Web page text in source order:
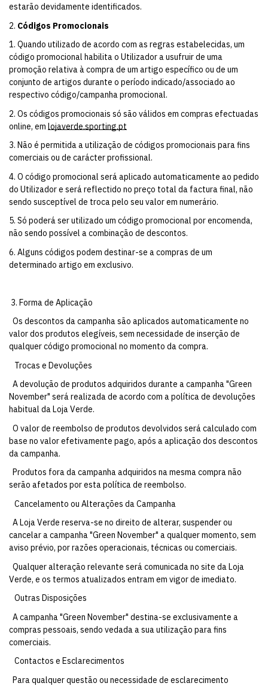
estarão devidamente identificados.
2. Códigos Promocionais
1. Quando utilizado de acordo com as regras estabelecidas, um
código promocional habilita o Utilizador a usufruir de uma
promoção relativa à compra de um artigo específico ou de um
conjunto de artigos durante o período indicado/associado ao
respectivo código/campanha promocional.
2. Os códigos promocionais só são válidos em compras efectuadas
on­line, em lojaverde.sporting.pt
3. Não é permitida a utilização de códigos promocionais para fins
comerciais ou de carácter profissional.
4. O código promocional será aplicado automaticamente ao pedido
do Utilizador e será reflectido no preço total da factura final, não
sendo susceptível de troca pelo seu valor em numerário.
5. Só poderá ser utilizado um código promocional por encomenda,
não sendo possível a combinação de descontos.
6. Alguns códigos podem destinar-­se a compras de um
determinado artigo em exclusivo.
3. Forma de Aplicação
Os descontos da campanha são aplicados automaticamente no
valor dos produtos elegíveis, sem necessidade de inserção de
qualquer código promocional no momento da compra.
Trocas e Devoluções
A devolução de produtos adquiridos durante a campanha "Green
November" será realizada de acordo com a política de devoluções
habitual da Loja Verde.
O valor de reembolso de produtos devolvidos será calculado com
base no valor efetivamente pago, após a aplicação dos descontos
da campanha.
Produtos fora da campanha adquiridos na mesma compra não
serão afetados por esta política de reembolso.
Cancelamento ou Alterações da Campanha
A Loja Verde reserva-se no direito de alterar, suspender ou
cancelar a campanha "Green November" a qualquer momento, sem
aviso prévio, por razões operacionais, técnicas ou comerciais.
Qualquer alteração relevante será comunicada no site da Loja
Verde, e os termos atualizados entram em vigor de imediato.
Outras Disposições
A campanha "Green November" destina-se exclusivamente a
compras pessoais, sendo vedada a sua utilização para fins
comerciais.
Contactos e Esclarecimentos
Para qualquer questão ou necessidade de esclarecimento